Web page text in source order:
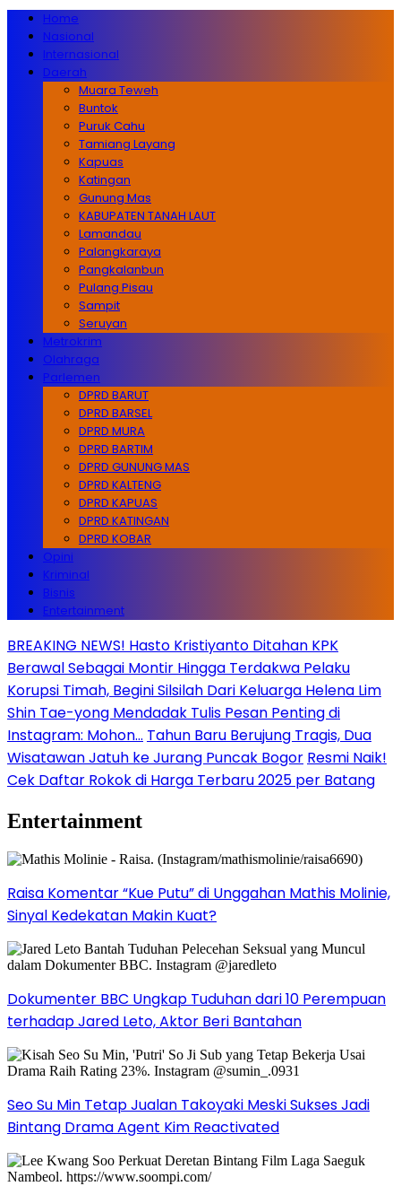
Home
Nasional
Internasional
Daerah
Muara Teweh
Buntok
Puruk Cahu
Tamiang Layang
Kapuas
Katingan
Gunung Mas
KABUPATEN TANAH LAUT
Lamandau
Palangkaraya
Pangkalanbun
Pulang Pisau
Sampit
Seruyan
Metrokrim
Olahraga
Parlemen
DPRD BARUT
DPRD BARSEL
DPRD MURA
DPRD BARTIM
DPRD GUNUNG MAS
DPRD KALTENG
DPRD KAPUAS
DPRD KATINGAN
DPRD KOBAR
Opini
Kriminal
Bisnis
Entertainment
BREAKING NEWS! Hasto Kristiyanto Ditahan KPK
Berawal Sebagai Montir Hingga Terdakwa Pelaku
Korupsi Timah, Begini Silsilah Dari Keluarga Helena Lim
Shin Tae-yong Mendadak Tulis Pesan Penting di
Instagram: Mohon… Tahun Baru Berujung Tragis, Dua
Wisatawan Jatuh ke Jurang Puncak Bogor Resmi Naik!
Cek Daftar Rokok di Harga Terbaru 2025 per Batang
Entertainment
Raisa Komentar “Kue Putu” di Unggahan Mathis Molinie,
Sinyal Kedekatan Makin Kuat?
Dokumenter BBC Ungkap Tuduhan dari 10 Perempuan
terhadap Jared Leto, Aktor Beri Bantahan
Seo Su Min Tetap Jualan Takoyaki Meski Sukses Jadi
Bintang Drama Agent Kim Reactivated